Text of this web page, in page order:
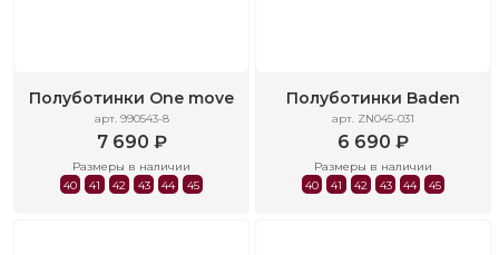
Полуботинки One move
арт. 990543-8
7 690 ₽
Размеры в наличии
40
41 42 43 44 45
Полуботинки Baden
арт. ZN045-031
6 690 ₽
Размеры в наличии
40
41 42 43 44 45